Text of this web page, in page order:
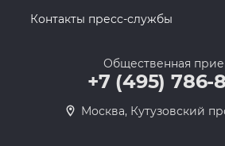
Контакты пресс-службы
Общественная
+7 (495) 786-
Москва, Кутузовский